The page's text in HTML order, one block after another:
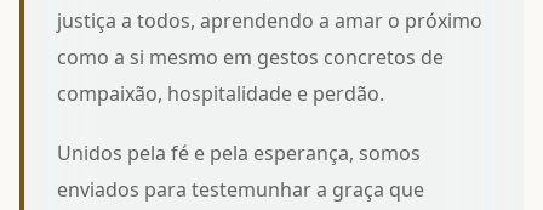
justiça a todos, aprendendo aamar o próximo
como a si mesmo em gestos concretos de
compaixão, hospitalidade e perdão.
Unidos pela fé e pela esperança, somos
enviados para testemunhar a graça que